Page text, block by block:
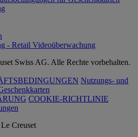
- Retail Videoüberwachung
Swiss AG. Alle Rechte vorbehalten.
Nutzungs- und
COOKIE-RICHTLINIE
Creuset